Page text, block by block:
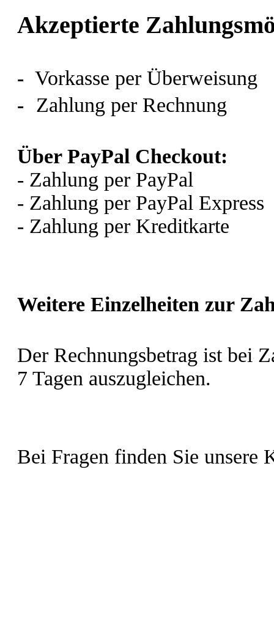
Akzeptierte
- Vorkasse per Überweisung
- Zahlung per Rechnung
Über PayPal Checkout:
- Zahlung per PayPal
- Zahlung per PayPal Express
- Zahlung per Kreditkarte
Weitere Einzelheiten zur
Der Rechnungsbetrag ist bei
7 Tagen auszugleichen.
Bei Fragen finden Sie unsere